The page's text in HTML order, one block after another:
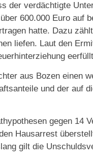
der verdächtigte
600.000 Euro auf
hatte. Dazu
liefen. Laut den
aus Bozen einen
und der auf
gegen 14
Hausarrest
gilt die